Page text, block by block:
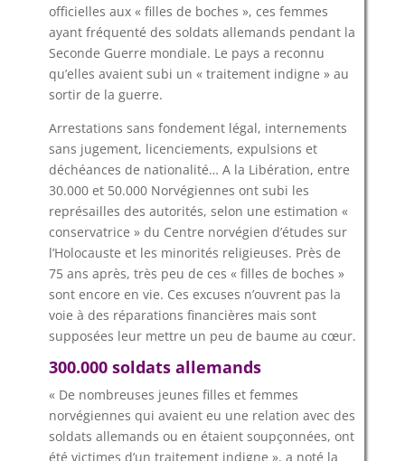
officielles aux « filles de boches », ces femmes
ayant fréquenté des soldats allemands pendant la
Seconde Guerre mondiale. Le pays a reconnu
qu’elles avaient subi un « traitement indigne » au
sortir de la guerre.
Arrestations sans fondement légal, internements
sans jugement, licenciements, expulsions et
déchéances de nationalité… A la Libération, entre
30.000 et 50.000 Norvégiennes ont subi les
représailles des autorités, selon une estimation «
conservatrice » du Centre norvégien d’études sur
l’Holocauste et les minorités religieuses. Près de
75 ans après, très peu de ces « filles de boches »
sont encore en vie. Ces excuses n’ouvrent pas la
voie à des réparations financières mais sont
supposées leur mettre un peu de baume au cœur.
300.000 soldats allemands
« De nombreuses jeunes filles et femmes
norvégiennes qui avaient eu une relation avec des
soldats allemands ou en étaient soupçonnées, ont
été victimes d’un traitement indigne », a noté la